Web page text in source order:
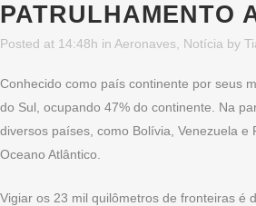
PATRULHAMENTO
Posted at 14:48h in Aeronaves Notícia by
Conhecido como país continente por seus
do Sul, ocupando 47% do continente. Na
diversos países, como Bolívia, Venezuela
Oceano Atlântico.
Vigiar os 23 mil quilômetros de fronteiras é